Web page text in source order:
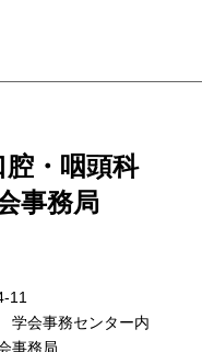
腔・咽頭科
事務局
11
学会事務センター内
事務局